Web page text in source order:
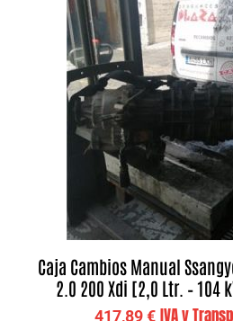
Caja Cambios Manual
2.0 200 Xdi [2,0 Ltr. – 104
417,89€ IVA y